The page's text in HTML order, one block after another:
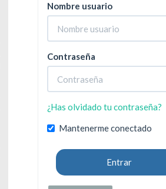
Nombre usuario
Contraseña
¿Has olvidado tu contraseña?
Mantenerme conectado
Entrar